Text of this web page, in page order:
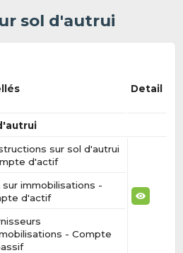
sol d'autrui
Detail
sur sol d'autrui
d'actif
sur immobilisations -
d'actif
- Compte